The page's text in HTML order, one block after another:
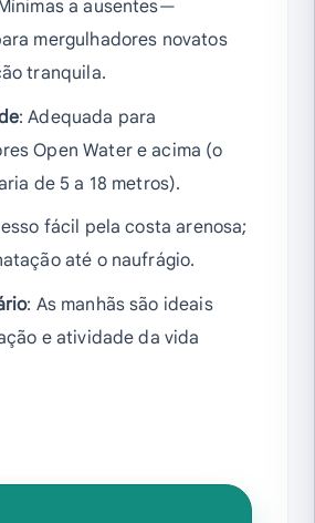
a ausentes—
mergulhadores novatos
tranquila.
: Adequada para
Open Water e acima (o
de 5 a 18 metros).
fácil pela costa arenosa;
até o naufrágio.
: As manhãs são ideais
e atividade da vida